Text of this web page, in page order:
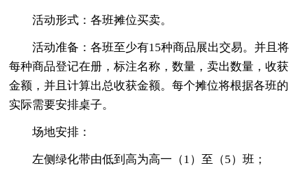
活动形式：各班摊位买卖。
活动准备：各班至少有15种商品展出交易。并且将
每种商品登记在册，标注名称，数量，卖出数量，收获
金额，并且计算出总收获金额。每个摊位将根据各班的
实际需要安排桌子。
场地安排：
左侧绿化带由低到高为高一（1）至（5）班；